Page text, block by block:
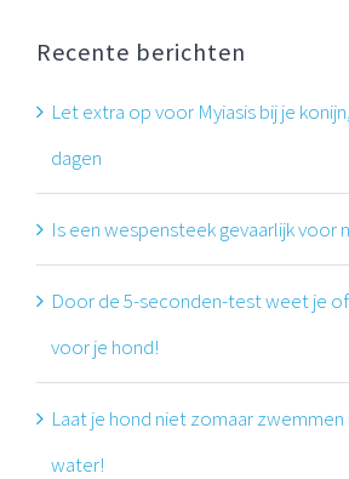
Recente berichten
Let extra op voor Myiasis bij je
dagen
Is een wespensteek gevaarlijk voor
Door de 5-seconden-test weet je
voor je hond!
Laat je hond niet zomaar zwemmen
water!